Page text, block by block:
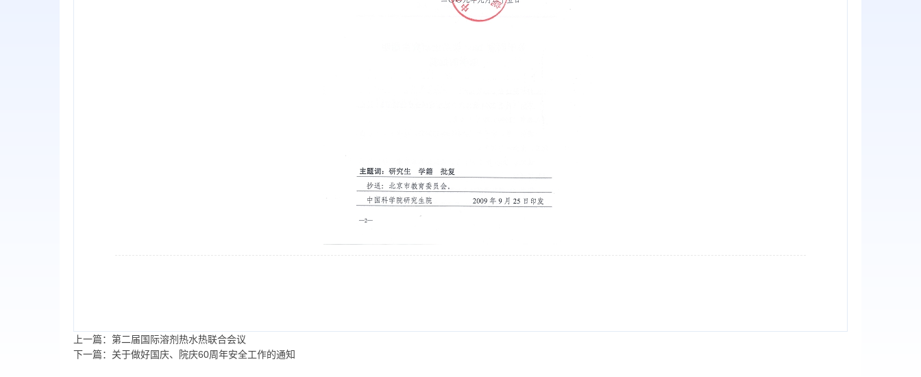
上一篇：第二届国际溶剂热水热联合会议
下一篇：关于做好国庆、院庆60周年安全工作的通知